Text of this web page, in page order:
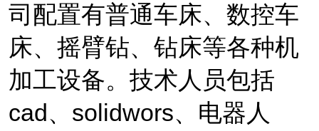
司配置有普通车床、数控车
床、摇臂钻、钻床等各种机
加工设备。技术人员包括
cad、 solidwors、电器人